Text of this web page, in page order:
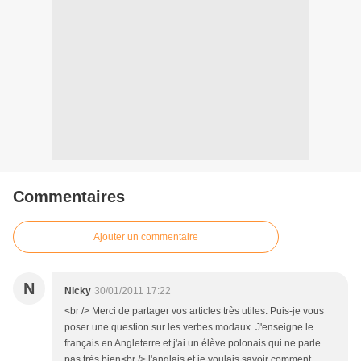
Commentaires
Ajouter un commentaire
N Nicky 30/01/2011 17:22
<br /> Merci de partager vos articles très utiles. Puis-je vous
poser une question sur les verbes modaux. J'enseigne le
français en Angleterre et j'ai un élève polonais qui ne parle